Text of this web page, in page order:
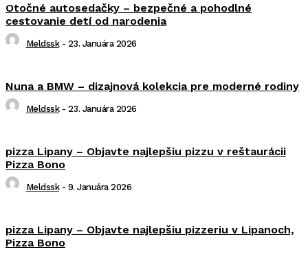
Otočné autosedačky – bezpečné a pohodlné
cestovanie detí od narodenia
Meldssk - 23. Januára 2026
Nuna a BMW – dizajnová kolekcia pre moderné rodiny
Meldssk - 23. Januára 2026
pizza Lipany – Objavte najlepšiu pizzu v reštaurácii
Pizza Bono
Meldssk - 9. Januára 2026
pizza Lipany – Objavte najlepšiu pizzeriu v Lipanoch,
Pizza Bono